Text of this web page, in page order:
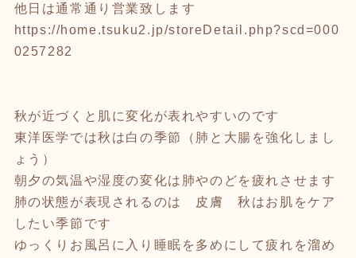
他日は通常通り営業致します
https://home.tsuku2.jp/storeDetail.php?scd=000
0257282
秋が近づくと肌に変化が表れやすいのです
東洋医学では秋は白の季節（肺と大腸を強化しまし
ょう）
朝夕の気温や湿度の変化は肺やのどを疲れさせます
肺の状態が表現されるのは 皮膚 秋はお肌をケア
したい季節です
ゆっくりお風呂に入り睡眠を多めにして疲れを溜め